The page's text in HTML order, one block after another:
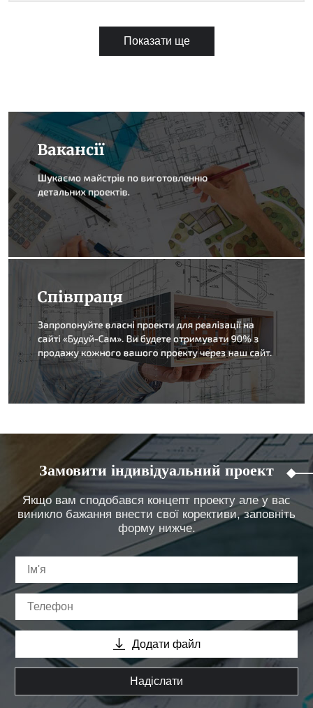
Показати ще
Замовити індивідуальний проект
Якщо вам сподобався концепт проекту але у вас
виникло бажання внести свої корективи, заповніть
форму нижче.
Додати файл
Надіслати